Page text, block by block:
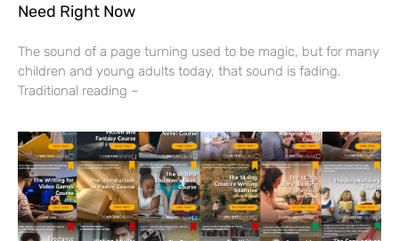
Need Right Now
The sound of a page turning used to be magic, but for many
children and young adults today, that sound is fading.
Traditional reading –